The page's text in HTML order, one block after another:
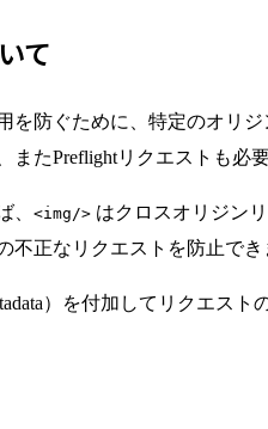
て
防ぐために、特定のオリ
またPreflightリクエストも必
、 <img/> はクロスオリジン
正なリクエストを防止でき
）を付加してリクエス